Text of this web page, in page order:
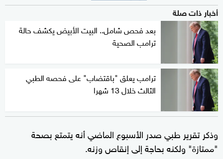
أخبار ذات صلة
بعد فحص شامل.. البيت الأبيض يكشف حالة
ترامب الصحية
ترامب يعلق "باقتضاب" على فحصه الطبي
الثالث خلال 13 شهرا
وذكر تقرير طبي صدر الأسبوع الماضي أنه يتمتع بصحة
"ممتازة" ولكنه بحاجة إلى إنقاص وزنه.